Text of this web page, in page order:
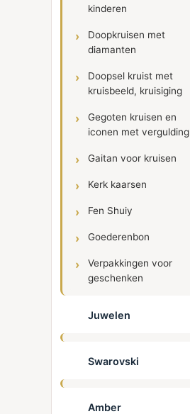
kinderen
Doopkruisen met
diamanten
Doopsel kruist met
kruisbeeld, kruisiging
Gegoten kruisen en
iconen met vergulding
Gaitan voor kruisen
Kerk kaarsen
Fen Shuiy
Goederenbon
Verpakkingen voor
geschenken
Juwelen
Swarovski
Amber